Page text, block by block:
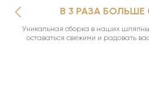
В 3 РАЗА
Уникальная сборка в наших
оставаться свежими и радовать